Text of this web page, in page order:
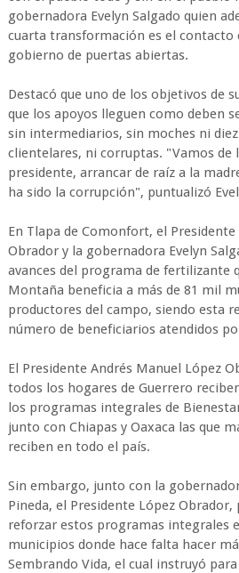
gobernadora Evelyn Salgado quien
cuarta transformación es el contacto
gobierno de puertas abiertas.
Destacó que uno de los objetivos de
que los apoyos lleguen como deben
sin intermediarios, sin moches ni
clientelares, ni corruptas. "Vamos de
presidente, arrancar de raíz a la
ha sido la corrupción", puntualizó
En Tlapa de Comonfort, el
Obrador y la gobernadora Evelyn
avances del programa de fertilizante
Montaña beneficia a más de 81 mil
productores del campo, siendo esta
número de beneficiarios atendidos
El Presidente Andrés Manuel López
todos los hogares de Guerrero
los programas integrales de
junto con Chiapas y Oaxaca las que
reciben en todo el país.
Sin embargo, junto con la
Pineda, el Presidente López Obrador,
reforzar estos programas integrales
municipios donde hace falta hacer
Sembrando Vida, el cual instruyó